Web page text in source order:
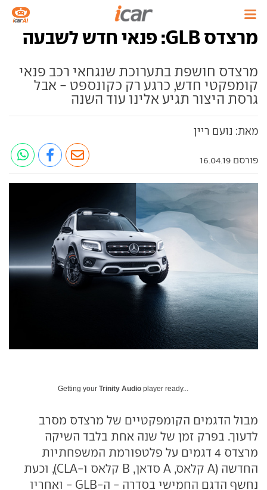
מרצדס GLB: פנאי חדש לשבעה
מרצדס חושפת בתערוכת שנגחאי רכב פנאי
קומפקטי חדש, כרגע רק כקונספט - אבל
גרסת היצור תגיע אלינו עוד השנה
מאת: נועם ריין
פורסם 16.04.19
Getting your Trinity Audio player ready...
מבול הדגמים הקומפקטיים של מרצדס מסרב
לדעוך. בפרק זמן של שנה אחת בלבד השיקה
מרצדס 4 דגמים על פלטפורמת המשפחתיות
החדשה (A קלאס, A סדאן, B קלאס ו-CLA), וכעת
נחשף הדגם החמישי בסדרה - ה-GLB - ואחריו